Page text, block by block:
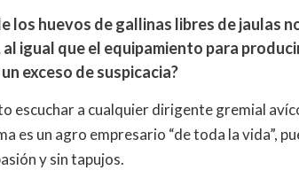
los huevos de gallinas libres de jaulas
igual que el equipamiento para
exceso de suspicacia?
escuchar a cualquier dirigente gremial
es un agro empresario “de toda la vida”,
y sin tapujos.